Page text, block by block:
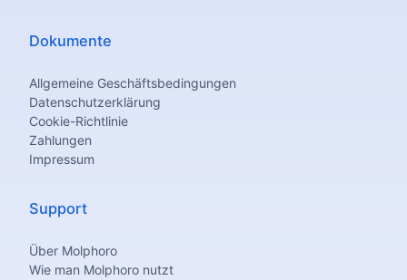
Dokumente
Allgemeine Geschäftsbedingungen
Datenschutzerklärung
Cookie-Richtlinie
Zahlungen
Impressum
Support
Über Molphoro
Wie man Molphoro nutzt